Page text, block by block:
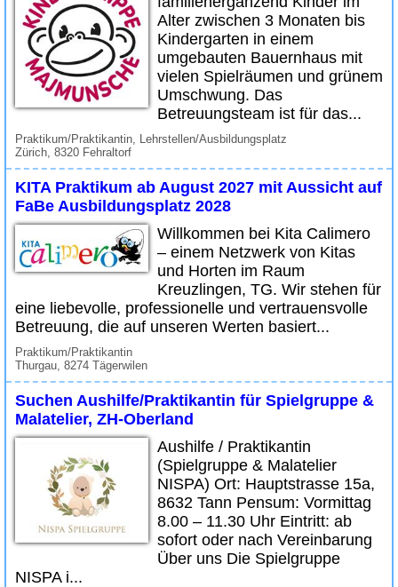
Alter zwischen 3 Monaten bis
Kindergarten in einem
umgebauten Bauernhaus mit
vielen Spielräumen und grünem
Umschwung. Das
Betreuungsteam ist für das...
Praktikum/Praktikantin, Lehrstellen/Ausbildungsplatz
Zürich, 8320 Fehraltorf
KITA Praktikum ab August 2027 mit Aussicht auf
FaBe Ausbildungsplatz 2028
Willkommen bei Kita Calimero
– einem Netzwerk von Kitas
und Horten im Raum
Kreuzlingen, TG. Wir stehen für
eine liebevolle, professionelle und vertrauensvolle
Betreuung, die auf unseren Werten basiert...
Praktikum/Praktikantin
Thurgau, 8274 Tägerwilen
Suchen Aushilfe/Praktikantin für Spielgruppe &
Malatelier, ZH-Oberland
Aushilfe / Praktikantin
(Spielgruppe & Malatelier
NISPA) Ort: Hauptstrasse 15a,
8632 Tann Pensum: Vormittag
8.00 – 11.30 Uhr Eintritt: ab
sofort oder nach Vereinbarung
Über uns Die Spielgruppe
NISPA i...